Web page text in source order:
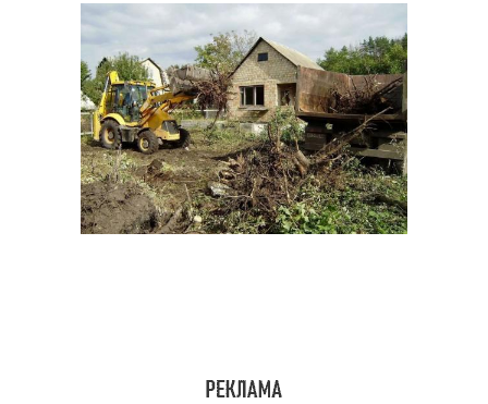
Фруктовые дерева